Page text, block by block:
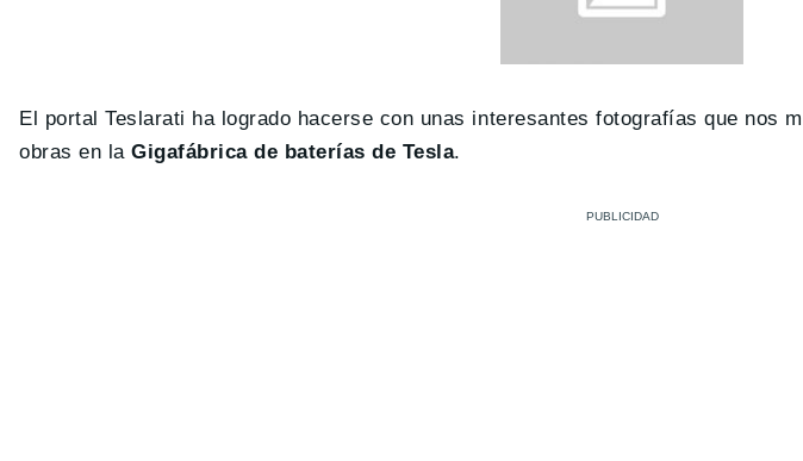
El portal Teslarati ha logrado hacerse con unas interesantes fotografías que nos
obras en la Gigafábrica de baterías de Tesla.